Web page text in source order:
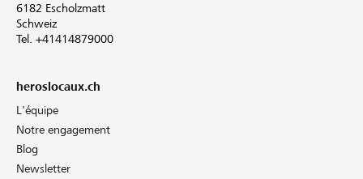
6182 Escholzmatt
Schweiz
Tel. +41414879000
heroslocaux.ch
L'équipe
Notre engagement
Blog
Newsletter